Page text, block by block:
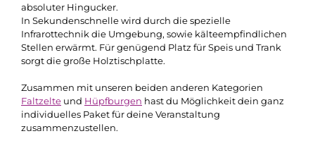
absoluter Hingucker.
In Sekundenschnelle wird durch die spezielle
Infrarottechnik die Umgebung, sowie kälteempfindlichen
Stellen erwärmt. Für genügend Platz für Speis und Trank
sorgt die große Holztischplatte.
Zusammen mit unseren beiden anderen Kategorien
Faltzelte und Hüpfburgen hast du Möglichkeit dein ganz
individuelles Paket für deine Veranstaltung
zusammenzustellen.